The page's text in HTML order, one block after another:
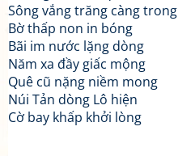
Sông vắng trăng càng trong
Bờ thấp non in bóng
Bãi im nước lặng dòng
Năm xa đầy giấc mộng
Quê cũ nặng niềm mong
Núi Tản dòng Lô hiện
Cờ bay khấp khởi lòng